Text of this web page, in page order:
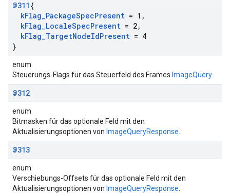
@311 {
kFlag_PackageSpecPresent = 1 ,
kFlag_LocaleSpecPresent = 2,
kFlag_TargetNodeIdPresent = 4
}
enum
Steuerungs-Flags für das Steuerfeld des Frames ImageQuery.
@312
enum
Bitmasken für das optionale Feld mit den
Aktualisierungsoptionen von ImageQueryResponse
@313
enum
Verschiebungs-Offsets für das optionale Feld mit den
Aktualisierungsoptionen von ImageQueryResponse